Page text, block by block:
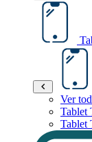
Ver
Tablet
Tablet